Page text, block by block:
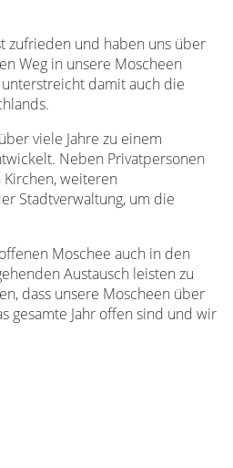
zufrieden und haben uns über
Weg in unsere Moscheen
damit auch die
viele Jahre zu einem
Neben Privatpersonen
weiteren
Stadtverwaltung, um die
Moschee auch in den
Austausch leisten zu
dass unsere Moscheen über
gesamte Jahr offen sind und wir